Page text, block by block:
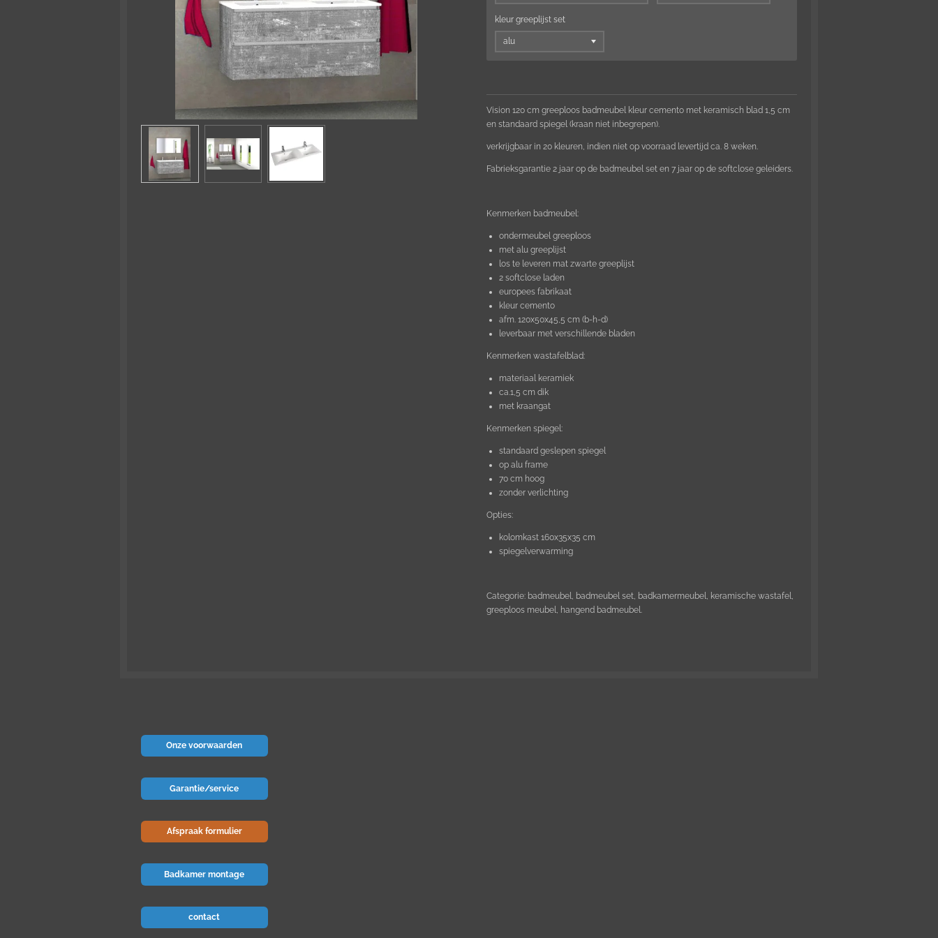
kleur greeplijst set
Vision 120 cm greeploos badmeubel kleur cemento met keramisch blad 1,5 cm
en standaard spiegel (kraan niet inbegrepen).
verkrijgbaar in 20 kleuren, indien niet op voorraad levertijd ca. 8 weken.
Fabrieksgarantie 2 jaar op de badmeubel set en 7 jaar op de softclose geleiders.
Kenmerken badmeubel:
ondermeubel greeploos
met alu greeplijst
los te leveren mat zwarte greeplijst
2 softclose laden
europees fabrikaat
kleur cemento
afm. 120x50x45,5 cm (b-h-d)
leverbaar met verschillende bladen
Kenmerken wastafelblad:
materiaal keramiek
ca.1,5 cm dik
met kraangat
Kenmerken spiegel:
standaard geslepen spiegel
op alu frame
70 cm hoog
zonder verlichting
Opties:
kolomkast 160x35x35 cm
spiegelverwarming
Categorie: badmeubel, badmeubel set, badkamermeubel, keramische wastafel,
greeploos meubel, hangend badmeubel.
Onze voorwaarden
Garantie/service
Afspraak formulier
Badkamer montage
contact